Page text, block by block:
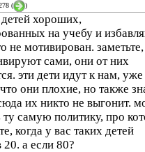
( )
хороших,
на учебу и
не мотивирован.
сами, они от них
эти дети идут к нам, уже
они плохие, но также
их никто не выгонит.
ту самую политику, про
когда у вас таких детей
20. а если 80?